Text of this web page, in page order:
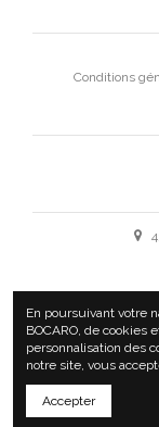
Conditions
COPYRIGHT 2020
En poursuivant votre
BOCARO, de cookies
personnalisation des
notre site, vous
Accepter